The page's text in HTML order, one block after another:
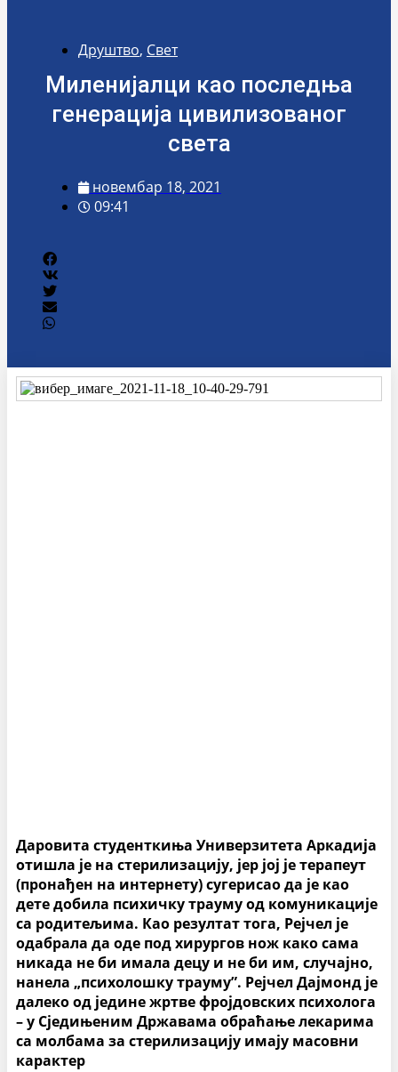
Друштво, Свет
Миленијалци као последња
генерација цивилизованог
света
новембар 18, 2021
09:41
Даровита студенткиња Универзитета Аркадија
отишла је на стерилизацију, јер јој је терапеут
(пронађен на интернету) сугерисао да је као
дете добила психичку трауму од комуникације
са родитељима. Као резултат тога, Рејчел је
одабрала да оде под хирургов нож како сама
никада не би имала децу и не би им, случајно,
нанела „психолошку трауму”. Рејчел Дајмонд је
далеко од једине жртве фројдовских психолога
– у Сједињеним Државама обраћање лекарима
са молбама за стерилизацију имају масовни
карактер